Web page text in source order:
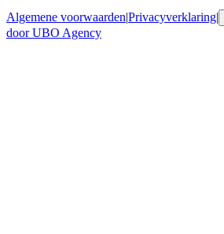
Algemene voorwaarden|Privacyverklaring|
door UBO Agency